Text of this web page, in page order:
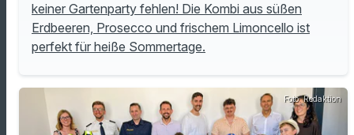
keiner Gartenparty fehlen! Die Kombi aus süßen
Erdbeeren, Prosecco und frischem Limoncello ist
perfekt für heiße Sommertage.
Foto: Redaktion